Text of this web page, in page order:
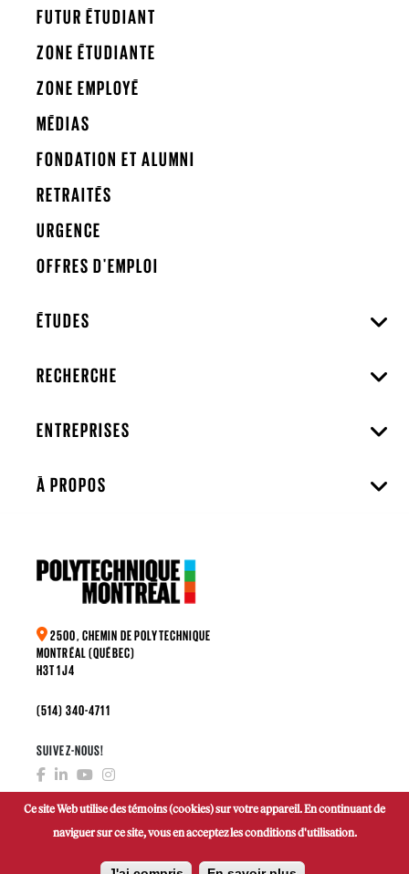
FUTUR ÉTUDIANT
ZONE ÉTUDIANTE
ZONE EMPLOYÉ
MÉDIAS
FONDATION ET ALUMNI
RETRAITÉS
URGENCE
OFFRES D'EMPLOI
ÉTUDES
RECHERCHE
ENTREPRISES
À PROPOS
2500, CHEMIN DE POLYTECHNIQUE
MONTRÉAL (QUÉBEC)
H3T 1J4
(514) 340-4711
SUIVEZ-NOUS!
FAIRE UN DON
Ce site Web utilise des témoins (cookies) sur votre appareil. En continuant de
naviguer sur ce site, vous en acceptez les conditions d'utilisation.